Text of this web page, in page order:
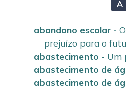
A
abandono escolar -
prejuízo para o
abastecimento - Um
abastecimento de
abastecimento de